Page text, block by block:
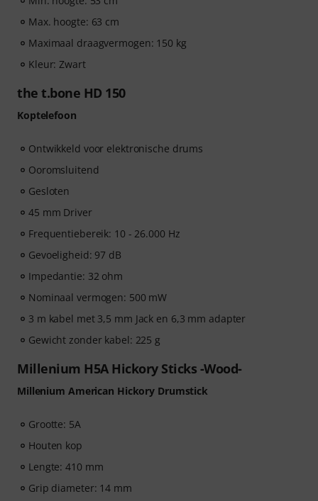
Max. hoogte: 63 cm
Maximaal draagvermogen: 150 kg
Kleur: Zwart
the t.bone HD 150
Koptelefoon
Ontwikkeld voor elektronische drums
Ooromsluitend
Gesloten
45 mm Driver
Frequentiebereik: 10 - 26.000 Hz
Gevoeligheid: 97 dB
Impedantie: 32 ohm
Nominaal vermogen: 500 mW
3 m kabel met 3,5 mm Jack en 6,3 mm adapter
Gewicht zonder kabel: 225 g
Millenium H5A Hickory Sticks -Wood-
Millenium American Hickory Drumstick
Grootte: 5A
Houten kop
Lengte: 410 mm
Grip diameter: 14 mm